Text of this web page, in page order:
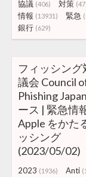
協議 (406) 対策
情報 (13931) 緊急
銀行 (629)
フィッシング
議会 Council
Phishing
ース | 緊急情
Apple をかた
ッシング
(2023/05/02)
2023 (1936) Anti